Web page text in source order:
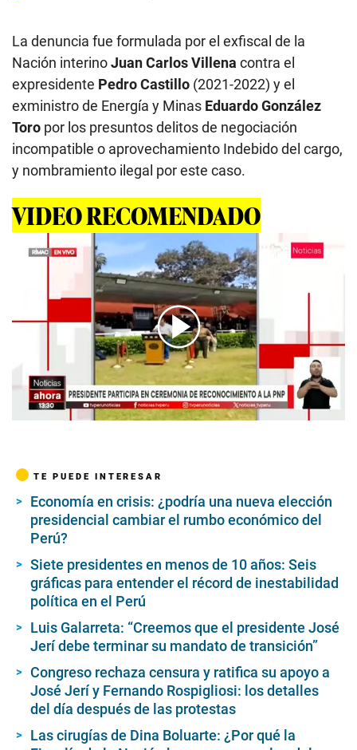
La denuncia fue formulada por el exfiscal de la
Nación interinoJuan Carlos Villena contra el
expresidente Pedro Castillo (2021-2022) y el
exministro de Energía y Minas Eduardo González
Toro por los presuntos delitos de negociación
incompatible o aprovechamiento Indebido del cargo,
y nombramiento ilegal por este caso.
VIDEO RECOMENDADO
00:00/06:38
TE PUEDE INTERESAR
Economía en crisis: ¿podría una nueva elección
presidencial cambiar el rumbo económico del
Perú?
Siete presidentes en menos de 10 años: Seis
gráficas para entender el récord de inestabilidad
política en el Perú
Luis Galarreta: “Creemos que el presidente José
Jerí debe terminar su mandato de transición”
Congreso rechaza censura y ratifica su apoyo a
José Jerí y Fernando Rospigliosi: los detalles
del día después de las protestas
Las cirugías de Dina Boluarte: ¿Por qué la